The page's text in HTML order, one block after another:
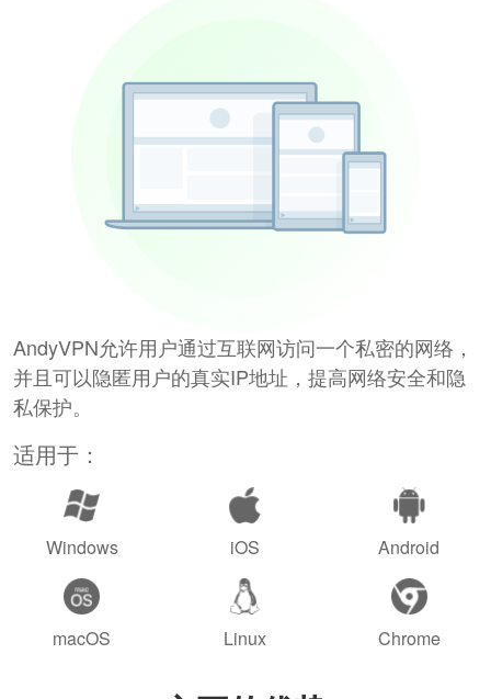
AndyVPN允许用户通过互联网访问一个私密的网络，
并且可以隐匿用户的真实IP地址，提高网络安全和隐
私保护。
适用于：
Windows iOS Android
macOS Linux Chrome